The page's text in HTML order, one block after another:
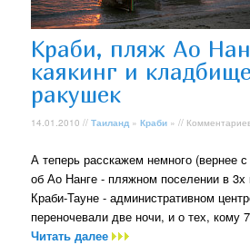
Краби, пляж Ао
каякинг и кладбище
ракушек
14.01.2010 //Таиланд »Краби » //
А теперь расскажем немного (вернее
об Ао Нанге - пляжном поселении в 3х
Краби-Тауне - административном
переночевали две ночи, и о тех, кому
Читать далее